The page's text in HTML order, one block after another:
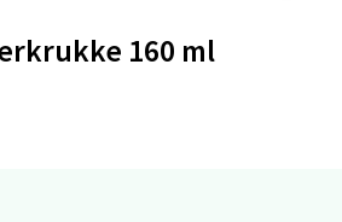
160 ml
Mandal
Mandal